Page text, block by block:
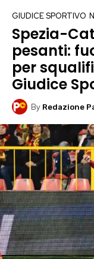
GIUDICE SPORTIVO
Spezia-
pesanti:
per
Giudice
By Redazione